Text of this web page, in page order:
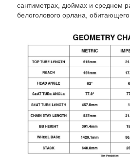
сантиметрах, дюймах и среднем
белоголового орлана,